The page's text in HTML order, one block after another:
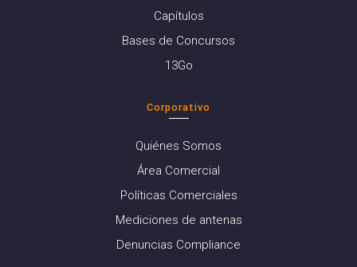
Capítulos
Bases de Concursos
13Go
Corporativo
Quiénes Somos
Área Comercial
Políticas Comerciales
Mediciones de antenas
Denuncias Compliance